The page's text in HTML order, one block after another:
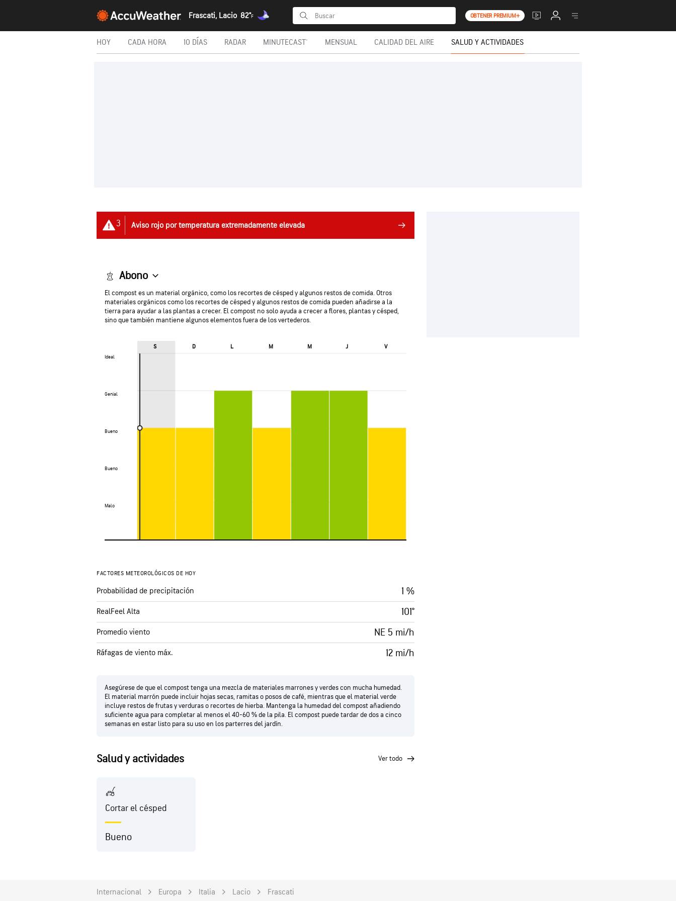
Frascati, Lacio 82°F OBTENER PREMIUM+
HOY CADA HORA 10 DÍAS RADAR MINUTECAST® MENSUAL CALIDAD DEL AIRE SALUD Y ACTIVIDADES
3 Aviso rojo por temperatura extremadamente elevada
Abono
El compost es un material orgánico, como los recortes de césped y algunos restos de comida. Otros
materiales orgánicos como los recortes de césped y algunos restos de comida pueden añadirse a la
tierra para ayudar a las plantas a crecer. El compost no solo ayuda a crecer a flores, plantas y césped,
sino que también mantiene algunos elementos fuera de los vertederos.
Ideal
Genial
Bueno
Bueno
Malo
S D L M M J V
Ideal
Genial
Bueno
Bueno
Malo
FACTORES METEOROLÓGICOS DE HOY
Probabilidad de precipitación 1 %
RealFeel Alta 101°
Promedio viento NE 5 mi/h
Ráfagas de viento máx. 12 mi/h
Asegúrese de que el compost tenga una mezcla de materiales marrones y verdes con mucha humedad.
El material marrón puede incluir hojas secas, ramitas o posos de café, mientras que el material verde
incluye restos de frutas y verduras o recortes de hierba. Mantenga la humedad del compost añadiendo
suficiente agua para completar al menos el 40-60 % de la pila. El compost puede tardar de dos a cinco
semanas en estar listo para su uso en los parterres del jardín.
Salud y actividades ver todo
Cortar el césped
Bueno
Internacional Europa Italia Lacio Frascati